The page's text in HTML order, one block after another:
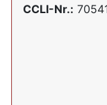
CCLI-Nr.: